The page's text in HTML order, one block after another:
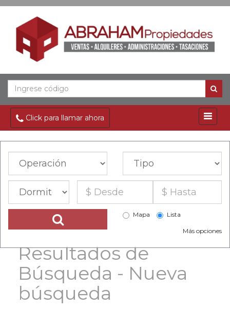
Click para llamar ahora
Mapa Lista
Más opciones
Resultados de
Búsqueda - Nueva
búsqueda